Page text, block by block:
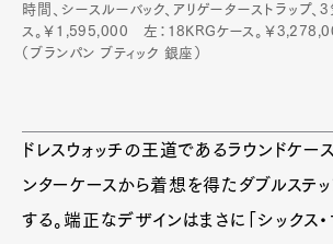
時間、シースルーバック、アリゲーターストラップ
ス。￥1,595,000 左：18KRGケース。￥
（ブランパン ブティック 銀座）
ドレスウォッチの王道であるラウンドケー
ンターケースから着想を得たダブルステ
する。端正なデザインはまさに「シックス